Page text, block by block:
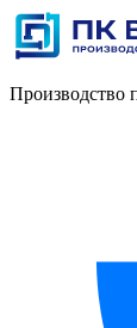
Производство